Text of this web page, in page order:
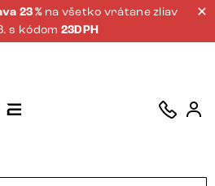
23 % na všetko vrátane zliav
s kódom 23DPH